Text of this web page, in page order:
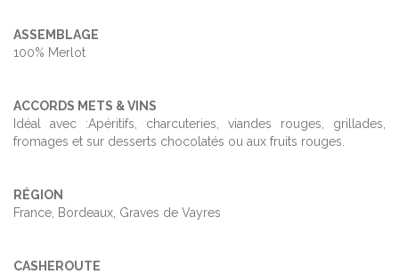
ASSEMBLAGE
100% Merlot
ACCORDS METS & VINS
Idéal avec :Apéritifs, charcuteries, viandes rouges, grillades,
fromages et sur desserts chocolatés ou aux fruits rouges.
RÉGION
France, Bordeaux, Graves de Vayres
CASHEROUTE